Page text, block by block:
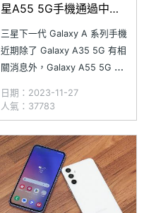
星A55 5G手機通過中國
三星下一代 Galaxy A 系列手機
近期除了 Galaxy A35 5G 有相
關消息外，Galaxy A55 5G 也
11/20 通過中國 3C 認證。根據
中國質量認證中心網站顯示，三
星 SM-A5560 與 Galaxy A54
5G 一樣維持支援 25W 超
日期：2023-11-27
人氣：37783